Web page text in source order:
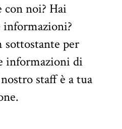
noi? Hai
per
informazioni di
staff è a tua